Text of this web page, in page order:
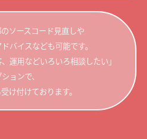
ソースコード見直しや
バイスなども可能です。
、運用などいろいろ相談したい」
ョンで、
け付けております。